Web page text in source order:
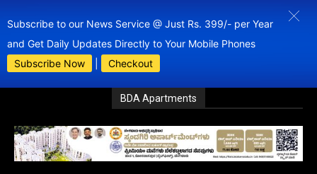
Subscribe to our News Service @ Just Rs. 399/- per Year
and Get Daily Updates Directly to Your Mobile Phones
Subscribe Now
Checkout
BDA Apartments